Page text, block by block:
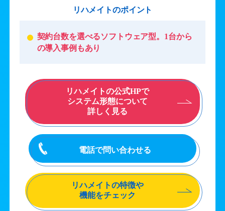
リハメイトのポイント
契約台数を選べるソフトウェア型。1台から
の導入事例もあり
リハメイトの公式HPで
システム形態について
詳しく見る
電話で問い合わせる
リハメイトの特徴や
機能をチェック